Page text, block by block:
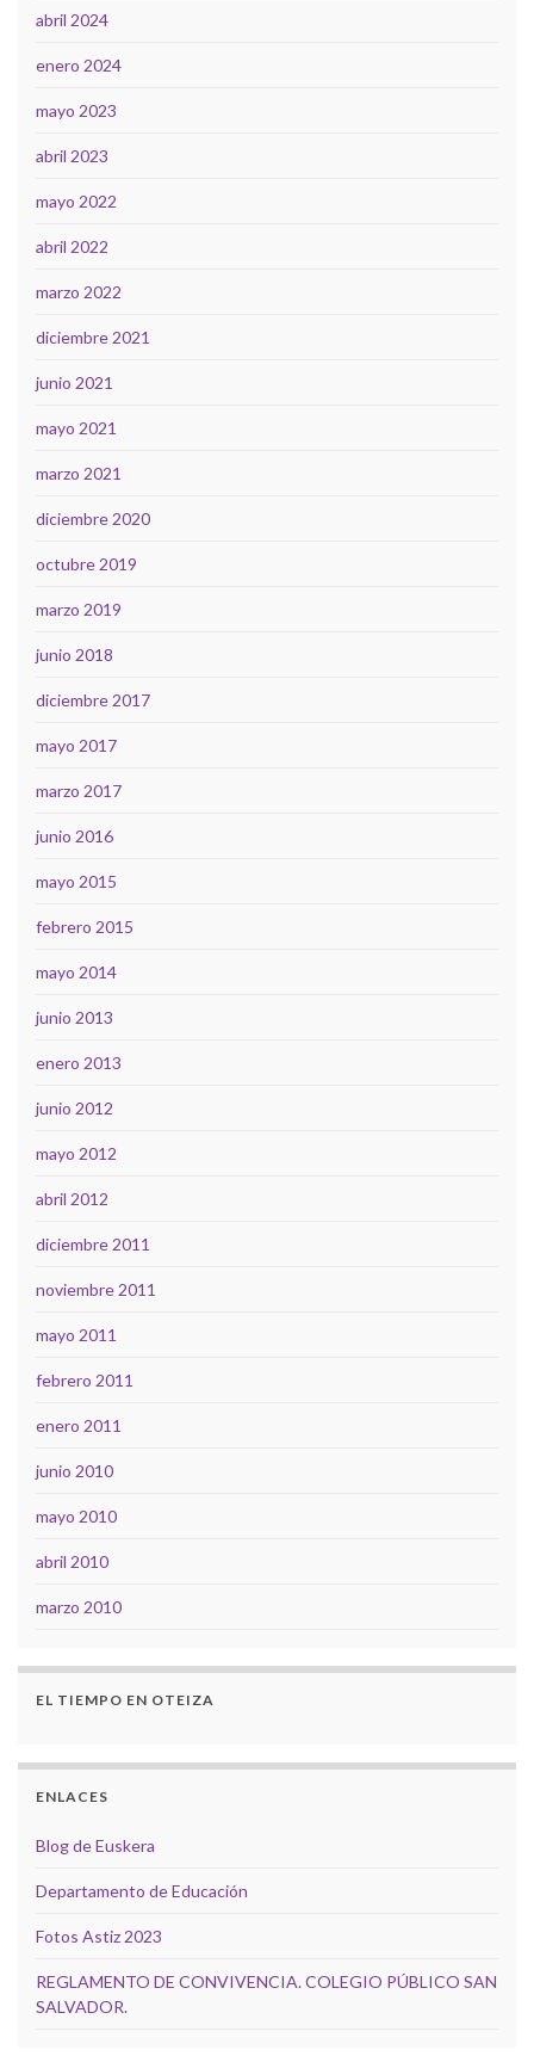
abril 2024
enero 2024
mayo 2023
abril 2023
mayo 2022
abril 2022
marzo 2022
diciembre 2021
junio 2021
mayo 2021
marzo 2021
diciembre 2020
octubre 2019
marzo 2019
junio 2018
diciembre 2017
mayo 2017
marzo 2017
junio 2016
mayo 2015
febrero 2015
mayo 2014
junio 2013
enero 2013
junio 2012
mayo 2012
abril 2012
diciembre 2011
noviembre 2011
mayo 2011
febrero 2011
enero 2011
junio 2010
mayo 2010
abril 2010
marzo 2010
EL TIEMPO EN OTEIZA
ENLACES
Blog de Euskera
Departamento de Educación
Fotos Astiz 2023
REGLAMENTO DE CONVIVENCIA. COLEGIO PÚBLICO SAN
SALVADOR.